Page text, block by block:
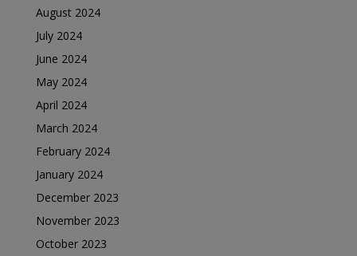
August 2024
July 2024
June 2024
May 2024
April 2024
March 2024
February 2024
January 2024
December 2023
November 2023
October 2023